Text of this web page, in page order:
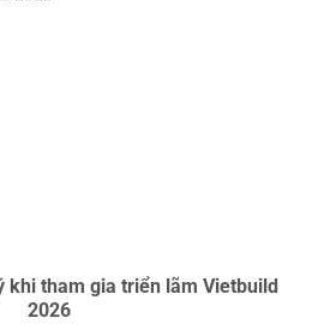
khi tham gia triển lãm Vietbuild
2026